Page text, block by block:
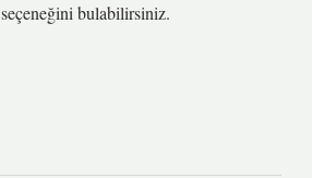
seçeneğini bulabilirsiniz.